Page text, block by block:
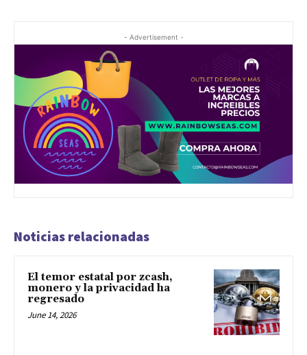
- Advertisement -
Noticias relacionadas
El temor estatal por zcash,
monero y la privacidad ha
regresado
June 14, 2026